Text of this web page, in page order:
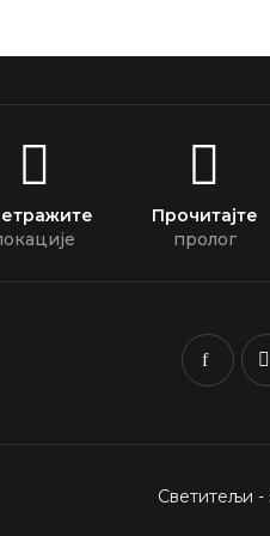
Прочитајте
пролог
Светитељи